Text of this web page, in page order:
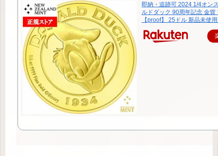
即納・追跡可 2024 1/4オン
ルドダック 90周年記念 金貨
【proof】 25ドル 新品未使